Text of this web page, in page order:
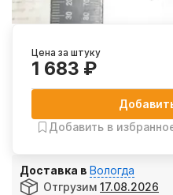
Цена за штуку
1 683 ₽
Добавить в
Доставка в Вологда
Отгрузим 17.08.2026